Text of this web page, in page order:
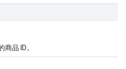
品 ID。